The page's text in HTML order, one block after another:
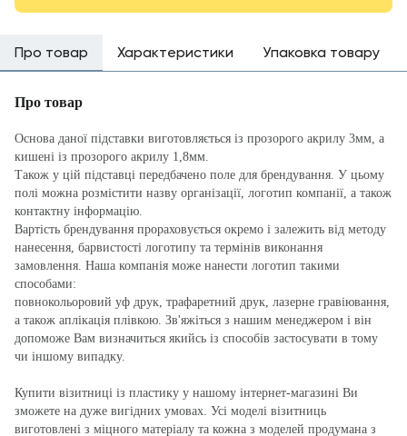
Про товар Характеристики Упаковка товару
Про товар
Основа даної підставки виготовляється із прозорого акрилу 3мм, а
кишені із прозорого акрилу 1,8мм.
Також у цій підставці передбачено поле для брендування. У цьому
полі можна розмістити назву організації, логотип компанії, а також
контактну інформацію.
Вартість брендування прораховується окремо і залежить від методу
нанесення, барвистості логотипу та термінів виконання
замовлення. Наша компанія може нанести логотип такими
способами:
повнокольоровий уф друк, трафаретний друк, лазерне гравіювання,
а також аплікація плівкою. Зв'яжіться з нашим менеджером і він
допоможе Вам визначиться якийсь із способів застосувати в тому
чи іншому випадку.
Купити візитниці із пластику у нашому інтернет-магазині Ви
зможете на дуже вигідних умовах. Усі моделі візитниць
виготовлені з міцного матеріалу та кожна з моделей продумана з